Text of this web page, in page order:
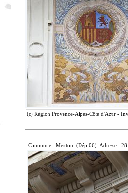
(c) Région Provence-Alpes-Côte d'Azur -
Commune: Menton (Dép.06) Adresse: 28